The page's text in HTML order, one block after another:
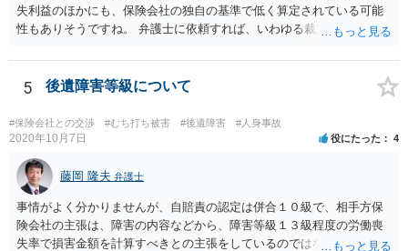
失利益のほかにも、保険会社の独自の基準で低く算定されている可能
性もありそうですね。 弁護士に依頼すれば、いわゆる裁判基準程度の
5 後遺障害等級について
#保険会社との交渉 #むち打ち被害 #後遺障害 #人身事故
2020年10月7日 役にたった 4
藤岡 隆夫 弁護士
事情がよく分かりませんが、自賠責の認定は併合１０級で、相手方保
険会社の主張は、障害の内容などから、障害等級１３級程度の労働喪
失率で損害金額を計算すべきとの主張をしているのではないでしょう